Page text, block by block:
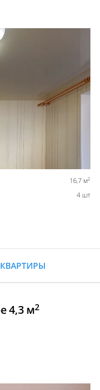
16,7 м2
4 шт
4,3 м2